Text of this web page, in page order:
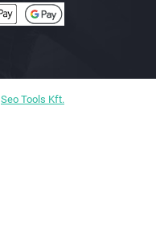
Seo Tools Kft.